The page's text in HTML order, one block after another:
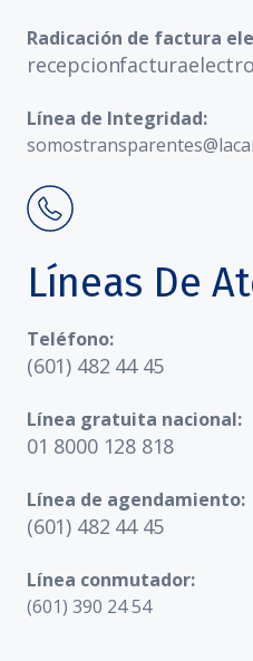
Radicación de factura
Línea de Integridad:
Líneas De
Teléfono:
(601) 482 44 45
Línea gratuita nacional:
01 8000 128 818
Línea de agendamiento:
(601) 482 44 45
Línea conmutador:
(601) 390 24 54